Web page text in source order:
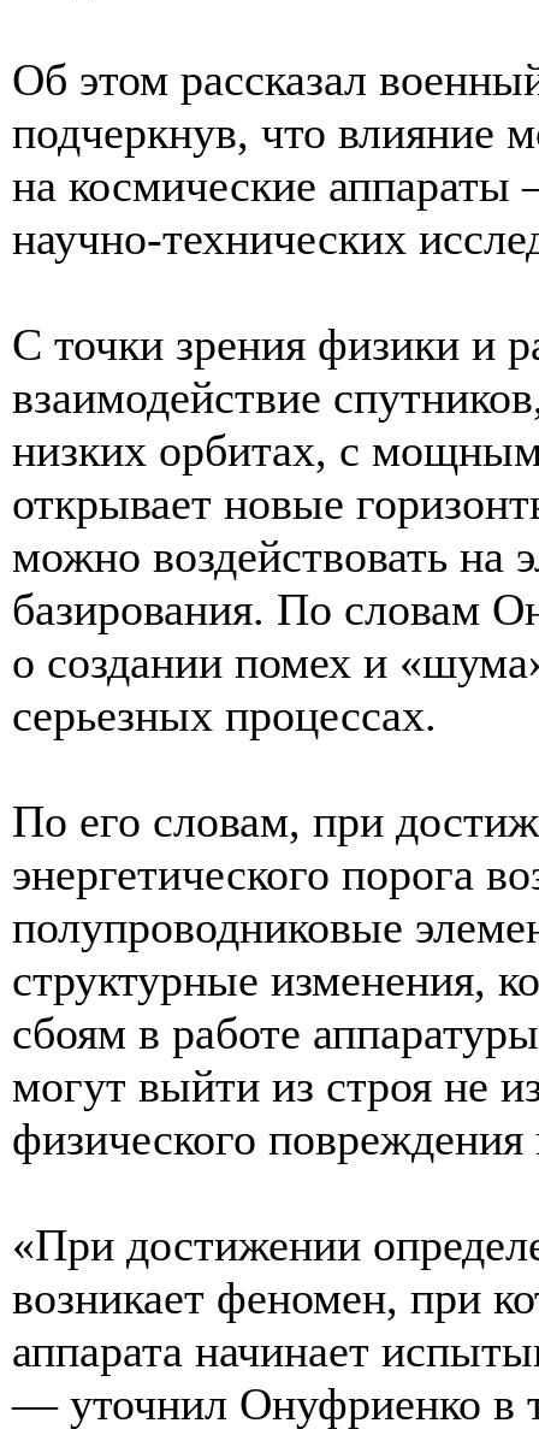
Об этом рассказал
подчеркнув, что влияние
на космические
научно-технических
С точки зрения физики и
взаимодействие
низких орбитах, с
открывает новые
можно воздействовать на
базирования. По словам
о создании помех и
серьезных процессах.
По его словам, при
энергетического порога
полупроводниковые
структурные изменения,
сбоям в работе
могут выйти из строя не
физического
«При достижении
возникает феномен, при
аппарата начинает
— уточнил Онуфриенко в